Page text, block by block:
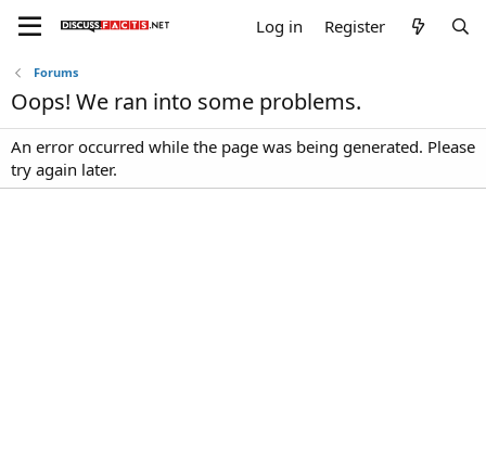
Log in Register
Forums
Oops! We ran into some problems.
An error occurred while the page was being generated. Please
try again later.